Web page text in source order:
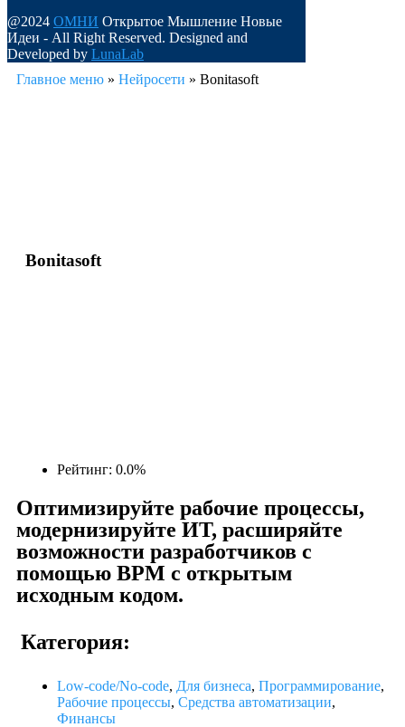
@2024 ОМНИ Открытое Мышление Новые
Идеи - All Right Reserved. Designed and
Developed by LunaLab
Главное меню » Нейросети » Bonitasoft
Bonitasoft
Рейтинг: 0.0%
Оптимизируйте рабочие процессы,
модернизируйте ИТ, расширяйте
возможности разработчиков с
помощью BPM с открытым
исходным кодом.
Категория:
Low-code/No-code, Для бизнеса, Программирование,
Рабочие процессы, Средства автоматизации,
Финансы